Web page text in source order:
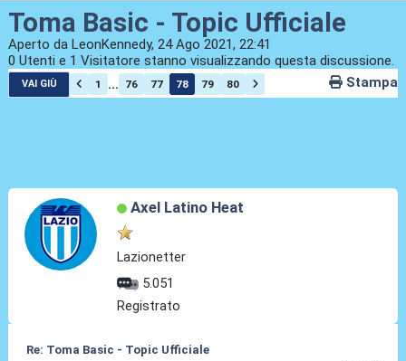
Toma Basic - Topic Ufficiale
Aperto da LeonKennedy, 24 Ago 2021, 22:41
0 Utenti e 1 Visitatore stanno visualizzando questa discussione.
VAI GIÙ 1 ... 76 77 78 79 80 Stampa
Axel Latino Heat
Lazionetter
5.051
Registrato
Re: Toma Basic - Topic Ufficiale